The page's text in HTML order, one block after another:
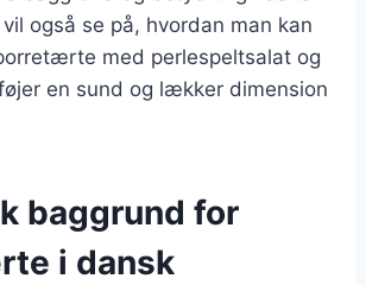
også se på, hvordan man kan
med perlespeltsalat og
en sund og lækker dimension
baggrund for
i dansk